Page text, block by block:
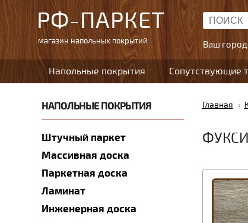
РФ-ПАРКЕТ
магазин напольных покрытий Ваш
Напольные покрытия Сопутствующие
НАПОЛЬНЫЕ ПОКРЫТИЯ
Штучный паркет
Массивная доска
Паркетная доска
Ламинат
Инженерная доска
Главная